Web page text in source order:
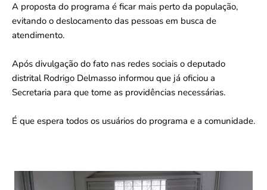
A proposta do programa é ficar mais perto da população,
evitando o deslocamento das pessoas em busca de
atendimento.
Após divulgação do fato nas redes sociais o deputado
distrital Rodrigo Delmasso informou que já oficiou a
Secretaria para que tome as providências necessárias.
É que espera todos os usuários do programa e a comunidade.